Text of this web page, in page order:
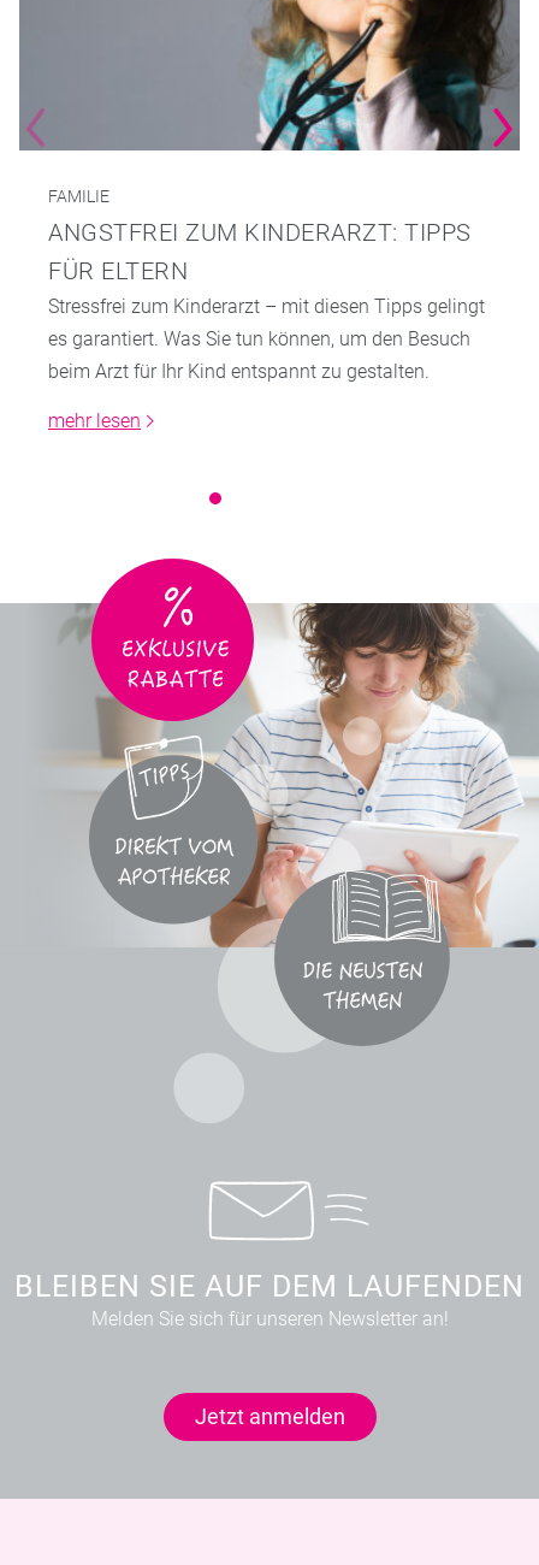
FAMILIE
ANGSTFREI ZUM KINDERARZT: TIPPS
FÜR ELTERN
Stressfrei zum Kinderarzt – mit diesen Tipps gelingt
es garantiert. Was Sie tun können, um den Besuch
beim Arzt für Ihr Kind entspannt zu gestalten.
mehr lesen
BLEIBEN SIE AUF DEM LAUFENDEN
Melden Sie sich für unseren Newsletter an!
Jetzt anmelden